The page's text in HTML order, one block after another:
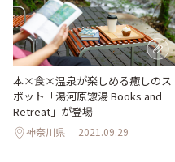
本×食×温泉が楽しめる癒しのス
ポット「湯河原惣湯 Books and
Retreat」が登場
神奈川県 2021.09.29